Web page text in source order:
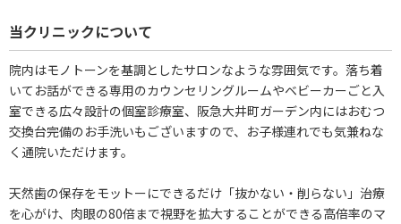
当クリニックについて
院内はモノトーンを基調としたサロンなような雰囲気です。落ち着
いてお話ができる専用のカウンセリングルームやベビーカーごと入
室できる広々設計の個室診療室、阪急大井町ガーデン内にはおむつ
交換台完備のお手洗いもございますので、お子様連れでも気兼ねな
く通院いただけます。
天然歯の保存をモットーにできるだけ「抜かない・削らない」治療
を心がけ、肉眼の80倍まで視野を拡大することができる高倍率のマ